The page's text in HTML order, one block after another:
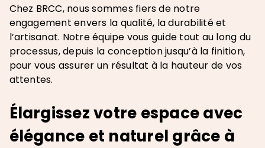
Chez BRCC, nous sommes fiers de notre
engagement envers la qualité, la durabilité et
l’artisanat. Notre équipe vous guide tout au long du
processus, depuis la conception jusqu’à la finition,
pour vous assurer un résultat à la hauteur de vos
attentes.
Élargissez votre espace avec
élégance et naturel grâce à